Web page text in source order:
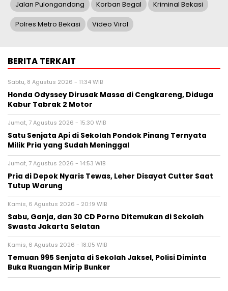
Jalan Pulongandang Korban Begal Kriminal Bekasi
Polres Metro Bekasi Video Viral
BERITA TERKAIT
Sabtu, 8 Agustus 2026 - 11:34 WIB
Honda Odyssey Dirusak Massa di Cengkareng, Diduga
Kabur Tabrak 2 Motor
Jumat, 7 Agustus 2026 - 15:30 WIB
Satu Senjata Api di Sekolah Pondok Pinang Ternyata
Milik Pria yang Sudah Meninggal
Jumat, 7 Agustus 2026 - 14:53 WIB
Pria di Depok Nyaris Tewas, Leher Disayat Cutter Saat
Tutup Warung
Kamis, 6 Agustus 2026 - 20:19 WIB
Sabu, Ganja, dan 30 CD Porno Ditemukan di Sekolah
Swasta Jakarta Selatan
Kamis, 6 Agustus 2026 - 18:05 WIB
Temuan 995 Senjata di Sekolah Jaksel, Polisi Diminta
Buka Ruangan Mirip Bunker